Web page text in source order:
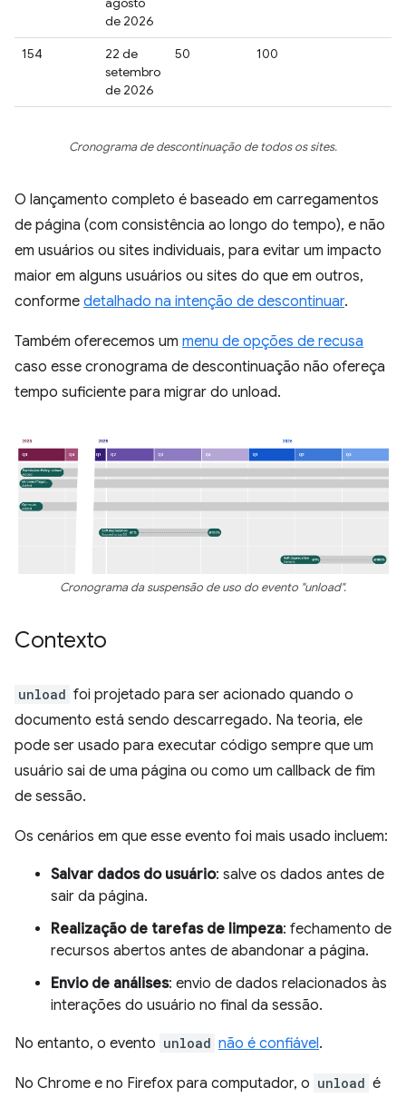
de 2026
154
22 de
setembro
de 2026
50 100
Cronograma de descontinuação de todos os sites.
O lançamento completo é baseado em carregamentos
de página (com consistência ao longo do tempo), e não
em usuários ou sites individuais, para evitar um impacto
maior em alguns usuários ou sites do que em outros,
conforme detalhado na intenção de descontinuar.
Também oferecemos um menu de opções de recusa
caso esse cronograma de descontinuação não ofereça
tempo suficiente para migrar do unload.
Cronograma da suspensão de uso do evento "unload".
Contexto
unload foi projetado para ser acionado quando o
documento está sendo descarregado. Na teoria, ele
pode ser usado para executar código sempre que um
usuário sai de uma página ou como um callback de fim
de sessão.
Os cenários em que esse evento foi mais usado incluem:
Salvar dados do usuário: salve os dados antes de
sair da página.
Realização de tarefas de limpeza: fechamento de
recursos abertos antes de abandonar a página.
Envio de análises: envio de dados relacionados às
interações do usuário no final da sessão.
No entanto, o evento unload não é confiável.
No Chrome e no Firefox para computador, o unload é